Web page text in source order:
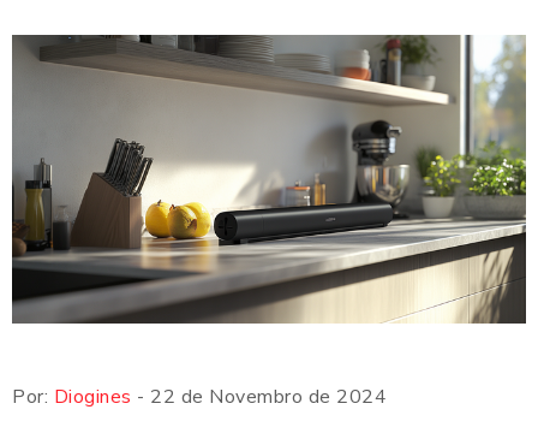
Por: Diogines - 22 de Novembro de 2024